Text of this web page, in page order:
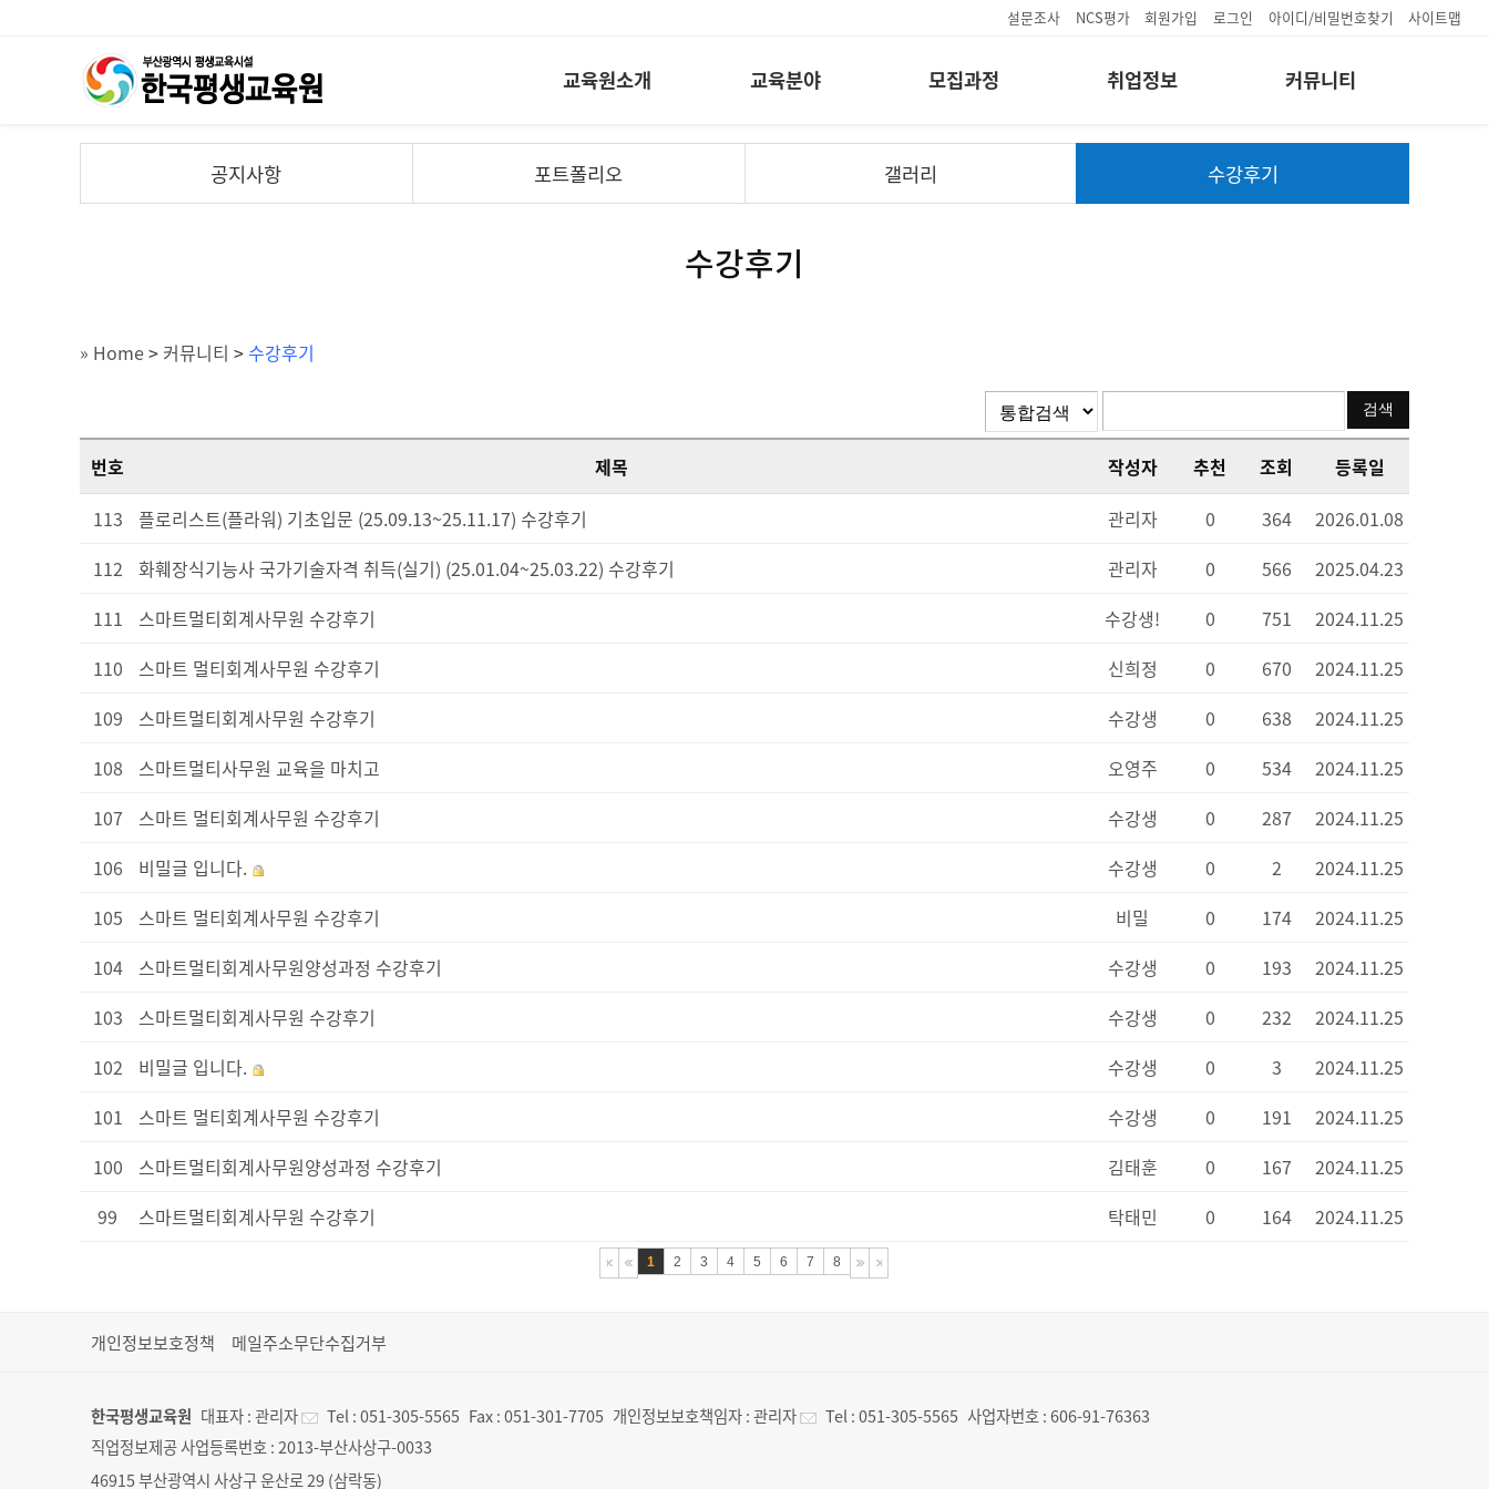
설문조사 NCS평가 회원가입 로그인 아이디/비밀번호찾기 사이트맵
교육원소개 교육분야 모집과정 취업정보 커뮤니티
공지사항 포트폴리오 갤러리 수강후기
수강후기
» Home> 커뮤니티 >수강후기
번호 제목 작성자 추천 조회
등록일
113
플로리스트(플라워) 기초입문 (25.09.13~25.11.17) 수강후기 관리자 0 364
2026.01.08
112
화훼장식기능사 국가기술자격 취득(실기) (25.01.04~25.03.22) 수강후기 관리자 0 566
2025.04.23
111
스마트멀티회계사무원 수강후기 수강생! 0 751
2024.11.25
110
스마트 멀티회계사무원 수강후기 신희정 0 670
2024.11.25
109
스마트멀티회계사무원 수강후기 수강생 0 638
2024.11.25
108
스마트멀티사무원 교육을 마치고 오영주 0 534
2024.11.25
107
스마트 멀티회계사무원 수강후기 수강생 0 287
2024.11.25
106
비밀글 입니다. 수강생 0 2
2024.11.25
105
스마트 멀티회계사무원 수강후기 비밀 0 174
2024.11.25
104
스마트멀티회계사무원양성과정 수강후기 수강생 0 193
2024.11.25
103
스마트멀티회계사무원 수강후기 수강생 0 232
2024.11.25
102
비밀글 입니다. 수강생 0 3
2024.11.25
101
스마트 멀티회계사무원 수강후기 수강생 0 191
2024.11.25
100
스마트멀티회계사무원양성과정 수강후기 김태훈 0 167
2024.11.25
99
스마트멀티회계사무원 수강후기 탁태민 0 164 2024.11.25
1 2 3 4 5 6 7 8
개인정보보호정책 메일주소무단수집거부
한국평생교육원 대표자 :관리자 Tel :051-305-5565 Fax :051-301-7705 개인정보보호책임자 :관리자 Tel :051-305-5565 사업자번호 :606-91-76363
직업정보제공 사업등록번호 :2013-부산사상구-0033
46915 부산광역시 사상구 운산로 29 (삼락동)